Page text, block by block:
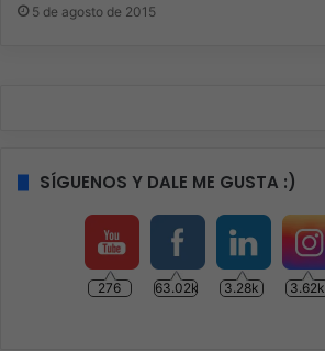
5 de agosto de 2015
SÍGUENOS Y DALE ME GUSTA :)
276 63.02k 3.28k 3.62k